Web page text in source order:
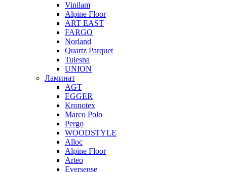
Vinilam
Alpine Floor
ART EAST
FARGO
Norland
Quartz Parquet
Tulesna
UNION
Ламинат
AGT
EGGER
Kronotex
Marco Polo
Pergo
WOODSTYLE
Alloc
Alpine Floor
Arteo
Eversense